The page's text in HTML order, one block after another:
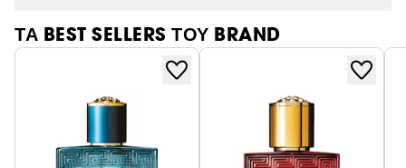
ΤΑ BEST SELLERS ΤΟΥ BRAND